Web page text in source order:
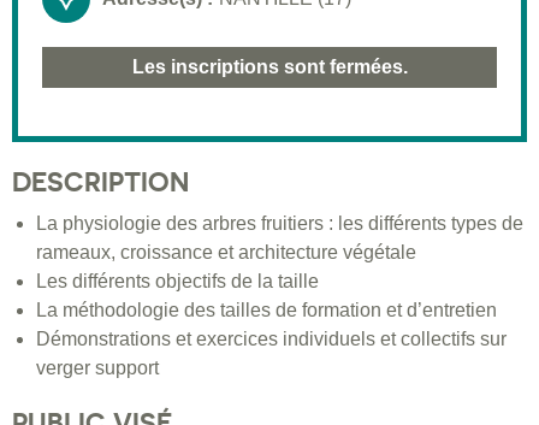
Les inscriptions sont fermées.
DESCRIPTION
La physiologie des arbres fruitiers : les différents types de
rameaux, croissance et architecture végétale
Les différents objectifs de la taille
La méthodologie des tailles de formation et d’entretien
Démonstrations et exercices individuels et collectifs sur
verger support